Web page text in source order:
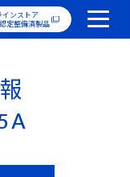
インストア
定整備済製品